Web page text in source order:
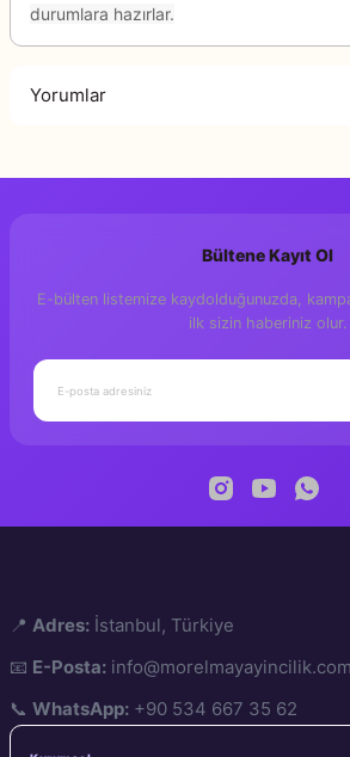
durumlara hazırlar.
Yorumlar
Yorum Yaz
Bültene Kayıt Ol
E-bülten listemize kaydolduğunuzda,
ilk sizin haberiniz olur.
📍 Adres: İstanbul, Türkiye
📧 E-Posta: info@morelmayayincilik.com
📞 WhatsApp: +90 534 667 35 62